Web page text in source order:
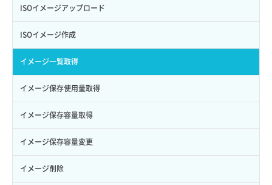
Credential削除
Credential詳細取得
サブユーザーからロールを紐づけ解除
サブユーザーにロールを紐づけ
サブユーザー一覧取得
サブユーザー作成
サブユーザー削除
スナップショット作成
スナップショット削除
スナップショット復元
スナップショット詳細一覧取得
スナップショット詳細取得（アイテム指定）
バックアップリストア
バックアップ一覧取得
ISOイメージアップロード
ISOイメージ作成
イメージ一覧取得
イメージ保存使用量取得
イメージ保存容量取得
イメージ保存容量変更
イメージ削除